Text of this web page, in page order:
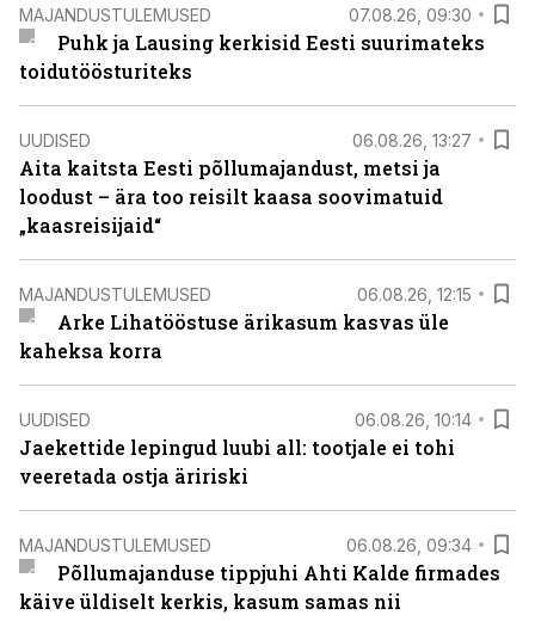
MAJANDUSTULEMUSED 07.08.26, 09:30
Puhk ja Lausing kerkisid Eesti suurimateks
toidutöösturiteks
UUDISED 06.08.26, 13:27
Aita kaitsta Eesti põllumajandust, metsi ja
loodust – ära too reisilt kaasa soovimatuid
„kaasreisijaid“
MAJANDUSTULEMUSED 06.08.26, 12:15
Arke Lihatööstuse ärikasum kasvas üle
kaheksa korra
UUDISED 06.08.26, 10:14
Jaekettide lepingud luubi all: tootjale ei tohi
veeretada ostja äririski
MAJANDUSTULEMUSED 06.08.26, 09:34
Põllumajanduse tippjuhi Ahti Kalde firmades
käive üldiselt kerkis, kasum samas nii